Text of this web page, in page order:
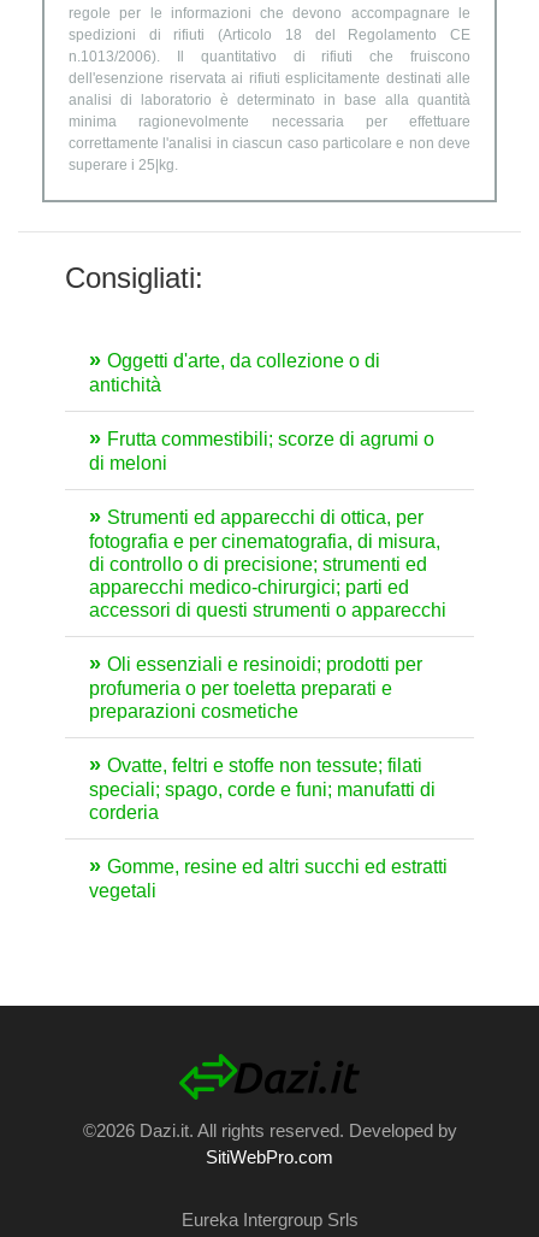
regole per le informazioni che devono accompagnare le
spedizioni di rifiuti (Articolo 18 del Regolamento CE
n.1013/2006). Il quantitativo di rifiuti che fruiscono
dell'esenzione riservata ai rifiuti esplicitamente destinati alle
analisi di laboratorio è determinato in base alla quantità
minima ragionevolmente necessaria per effettuare
correttamente l'analisi in ciascun caso particolare e non deve
superare i 25|kg.
Consigliati:
Oggetti d'arte, da collezione o di
antichità
Frutta commestibili; scorze di agrumi o
di meloni
Strumenti ed apparecchi di ottica, per
fotografia e per cinematografia, di misura,
di controllo o di precisione; strumenti ed
apparecchi medico-chirurgici; parti ed
accessori di questi strumenti o apparecchi
Oli essenziali e resinoidi; prodotti per
profumeria o per toeletta preparati e
preparazioni cosmetiche
Ovatte, feltri e stoffe non tessute; filati
speciali; spago, corde e funi; manufatti di
corderia
Gomme, resine ed altri succhi ed estratti
vegetali
©2026 Dazi.it. All rights reserved. Developed by
SitiWebPro.com
Eureka Intergroup Srls